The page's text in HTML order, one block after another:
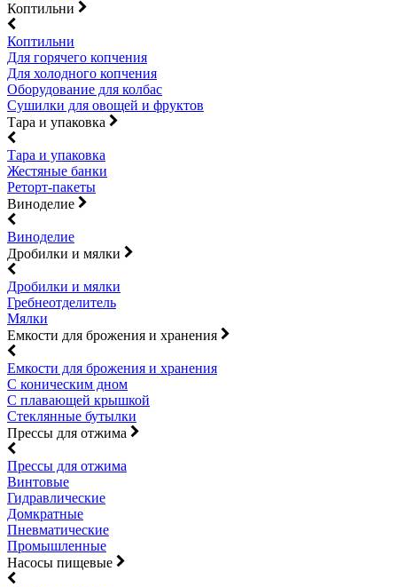
Коптильни
Коптильни
Для горячего копчения
Для холодного копчения
Оборудование для колбас
Сушилки для овощей и фруктов
Тара и упаковка
Тара и упаковка
Жестяные банки
Реторт-пакеты
Виноделие
Виноделие
Дробилки и мялки
Дробилки и мялки
Гребнеотделитель
Мялки
Емкости для брожения и хранения
Емкости для брожения и хранения
С коническим дном
С плавающей крышкой
Стеклянные бутылки
Прессы для отжима
Прессы для отжима
Винтовые
Гидравлические
Домкратные
Пневматические
Промышленные
Насосы пищевые